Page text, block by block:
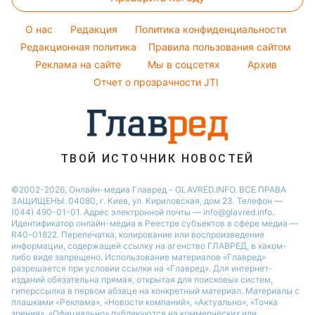
Филипп Киркоров
Новости Ровно
Все о шоу-бизнесе
Погода на завтра
Пылевая буря
Уборка
Комнатные растения
Авто
O нас Редакция
Политика конфиденциальности
Редакционная политика
Правила пользования сайтом
Реклама на сайте
Мы в соцсетях
Архив
Отчет о прозрачности JTI
ТВОЙ ИСТОЧНИК НОВОСТЕЙ
©2002-2026, Онлайн-медиа Главред - GLAVRED.INFO. ВСЕ ПРАВА
ЗАЩИЩЕНЫ. 04080, г. Киев, ул. Кириловская, дом 23. Телефон —
(044) 490-01-01. Адрес электронной почты — info@glavred.info.
Идентификатор онлайн-медиа в Реестре cубъектов в сфере медиа —
R40-01822. Перепечатка, копирование или воспроизведение
информации, содержащей ссылку на агенство ГЛАВРЕД, в каком-
либо виде запрещено. Использование материалов «Главред»
разрешается при условии ссылки на «Главред». Для интернет-
изданий обязательна прямая, открытая для поисковых систем,
гиперссылка в первом абзаце на конкретный материал. Материалы с
плашками «Реклама», «Новости компаний», «Актуально», «Точка